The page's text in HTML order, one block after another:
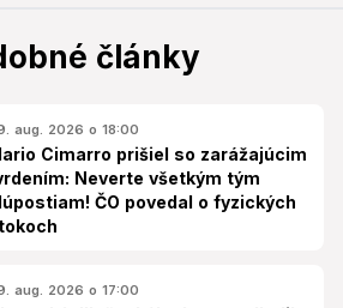
články
aug. 2026 o 18:00
Cimarro prišiel so zarážajúcim
Neverte všetkým tým
ČO povedal o fyzických
aug. 2026 o 17:00